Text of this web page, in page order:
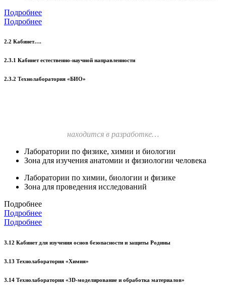
Подробнее
Подробнее
2.2 Кабинет….
2.3.1 Кабинет естественно-научной направленности
2.3.2 Технолаборатория «БИО»
находится в разработке…
Лаборатории по физике, химии и биологии
Зона для изучения анатомии и физиологии человека
Лаборатории по химии, биологии и физике
Зона для проведения исследований
Подробнее
Подробнее
Подробнее
3.12 Кабинет для изучения основ безопасности и защиты Родины
3.13 Технолаборатория «Химия»
3.14 Технолаборатория «3D-моделирование и обработка материалов»